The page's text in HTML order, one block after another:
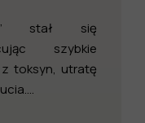
stał się
szybkie
toksyn, utratę